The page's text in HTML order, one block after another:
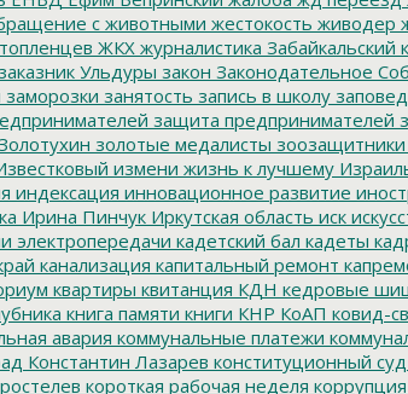
с животными жестокость живодер
ЖКХ журналистика Забайкальский
Ульдуры закон Законодательное
заморозки занятость запись в школу
защита предпринимателей
золотые медалисты зоозащитники
измени жизнь к лучшему
индексация инновационное развитие
Ирина Пинчук Иркутская область иск
электропередачи кадетский бал кадеты
канализация капитальный ремонт
квартиры квитанция КДН кедровые
книга памяти книги КНР КоАП ковид-
авария коммунальные платежи
Константин Лазарев конституционный суд
короткая рабочая неделя коррупция